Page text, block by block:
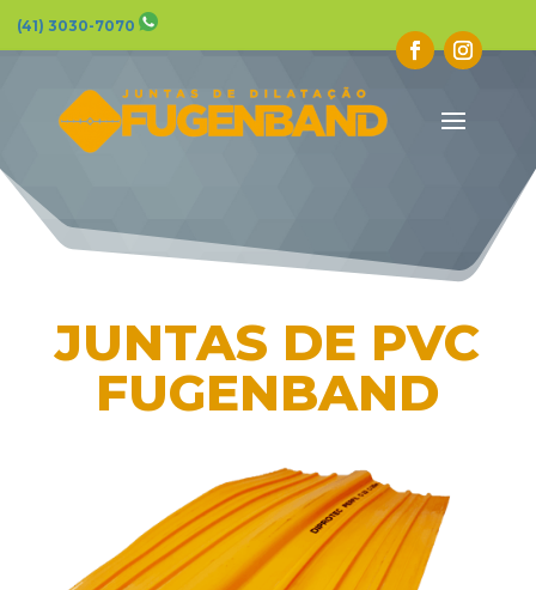
(41) 3030-7070
JUNTAS DE PVC
FUGENBAND